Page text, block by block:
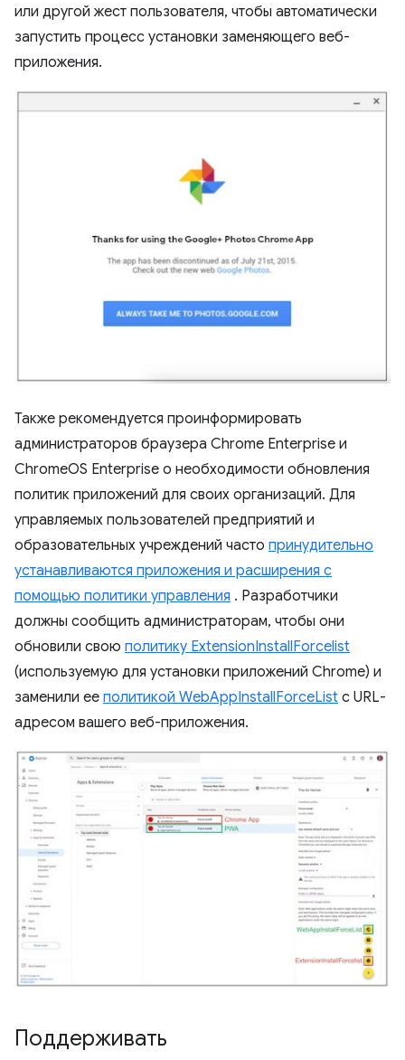
или другой жест пользователя, чтобы автоматически
запустить процесс установки заменяющего веб-
приложения.
Также рекомендуется проинформировать
администраторов браузера Chrome Enterprise и
ChromeOS Enterprise о необходимости обновления
политик приложений для своих организаций. Для
управляемых пользователей предприятий и
образовательных учреждений часто принудительно
устанавливаются приложения и расширения с
помощью политики управления . Разработчики
должны сообщить администраторам, чтобы они
обновили свою политику ExtensionInstallForcelist
(используемую для установки приложений Chrome) и
заменили ее политикой WebAppInstallForceList с URL-
адресом вашего веб-приложения.
Поддерживать